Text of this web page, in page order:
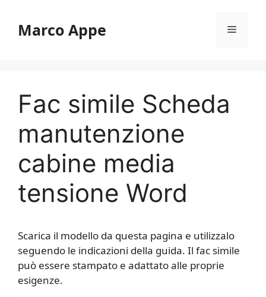
contenuto
Marco Appe Menu
Fac simile Scheda
manutenzione
cabine media
tensione​ Word
Scarica il modello da questa pagina e utilizzalo
seguendo le indicazioni della guida. Il fac simile
può essere stampato e adattato alle proprie
esigenze.